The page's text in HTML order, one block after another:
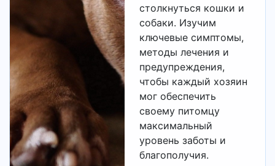
столкнуться кошки и
собаки. Изучим
ключевые симптомы,
методы лечения и
предупреждения,
чтобы каждый хозяин
мог обеспечить
своему питомцу
максимальный
уровень заботы и
благополучия.